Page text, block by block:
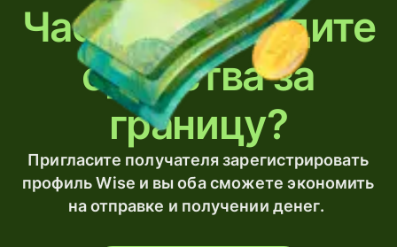
Часто переводите
средства за
границу?
Пригласите получателя зарегистрировать
профиль Wise и вы оба сможете экономить
на отправке и получении денег.